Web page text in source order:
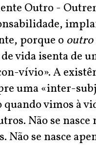
Outro -
porque o outro
vida isenta de
vívio». A
uma «inter-
vimos à
Não se nasce
se nasce